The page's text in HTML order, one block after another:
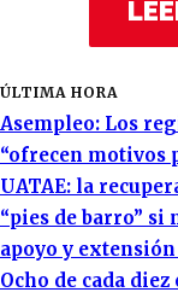
ÚLTIMA HORA
Asempleo: Los
“ofrecen motivos
UATAE: la
“pies de barro” si
apoyo y
Ocho de cada